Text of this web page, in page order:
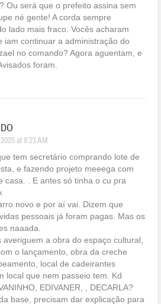
Ou será que o prefeito assina sem
né gente! A corda sempre
lado mais fraco. Vocês acharam
iam continuar a administração do
no comando? Agora aguentam, e
foram.
at 8:21 AM
tem secretário comprando lote de
e fazendo projeto meeega com
casa. . E antes só tinha o cu pra
novo e por aí vai. Dizem que
pessoais já foram pagas. Mas os
naaada.
averiguem a obra do espaço cultural,
o lançamento, obra da creche
local de cadeirantes
local que nem passeio tem. Kd
EDIVANER, , DECARLA?
base, precisam dar explicação para